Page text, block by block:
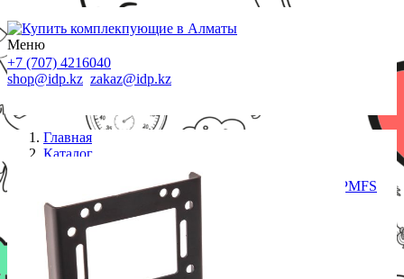
Меню
+7 (707) 4216040
shop@idp.kz zakaz@idp.kz
Главная
Каталог
Кронштейн для крепления резервуара Bykski B-PMFS